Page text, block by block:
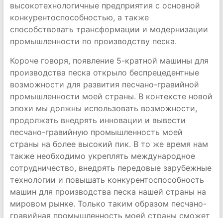
высокотехнологичные предприятия с основной
конкурентоспособностью, а также
способствовать трансформации и модернизации
промышленности по производству песка.
Короче говоря, появление 5-кратной машины для
производства песка открыло беспрецедентные
возможности для развития песчано-гравийной
промышленности моей страны. В контексте новой
эпохи мы должны использовать возможности,
продолжать внедрять инновации и вывести
песчано-гравийную промышленность моей
страны на более высокий пик. В то же время нам
также необходимо укреплять международное
сотрудничество, внедрять передовые зарубежные
технологии и повышать конкурентоспособность
машин для производства песка нашей страны на
мировом рынке. Только таким образом песчано-
гравийная промышленность моей страны сможет